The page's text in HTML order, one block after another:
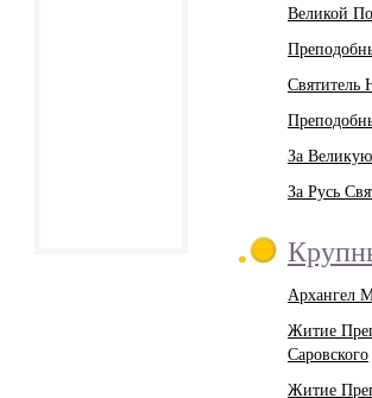
Великой
Святитель
За
За Русь
Архангел
Житие
Саровского
Житие